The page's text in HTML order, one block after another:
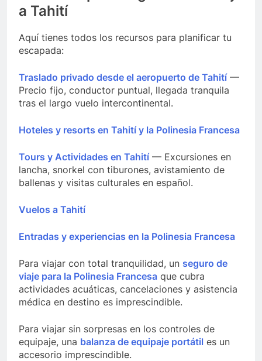
a Tahití
Aquí tienes todos los recursos para planificar tu
escapada:
Traslado privado desde el aeropuerto de Tahití—
Precio fijo, conductor puntual, llegada tranquila
tras el largo vuelo intercontinental.
Hoteles y resorts en Tahití y la Polinesia Francesa
Tours y Actividades en Tahití— Excursiones en
lancha, snorkel con tiburones, avistamiento de
ballenas y visitas culturales en español.
Vuelos a Tahití
Entradas y experiencias en la Polinesia Francesa
Para viajar con total tranquilidad, un seguro de
viaje para la Polinesia Francesa que cubra
actividades acuáticas, cancelaciones y asistencia
médica en destino es imprescindible.
Para viajar sin sorpresas en los controles de
equipaje, una balanza de equipaje portátil es un
accesorio imprescindible.